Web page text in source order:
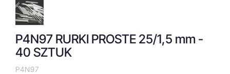
P4N97 RURKI PROSTE 25/1,5 mm -
40 SZTUK
P4N97